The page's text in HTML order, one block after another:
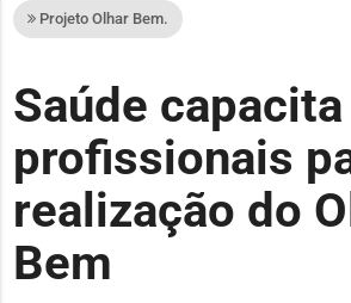
Projeto Olhar Bem.
Saúde capacita
profissionais
realização do
Bem